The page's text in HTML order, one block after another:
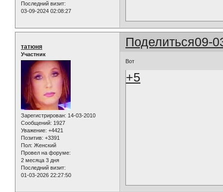
Последний визит:
03-09-2024 02:08:27
Поделиться09-
татюня
Участник
Зарегистрирован: 14-03-2010
Сообщений: 1927
Уважение: +4421
Позитив: +3391
Пол: Женский
Провел на форуме:
2 месяца 3 дня
Последний визит:
01-03-2026 22:27:50
Вот
+5